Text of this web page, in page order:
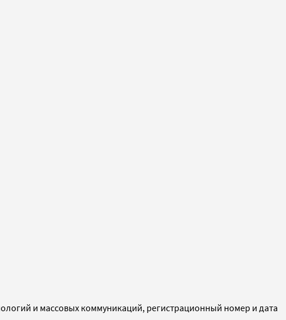
и массовых коммуникаций, регистрационный номер и дата